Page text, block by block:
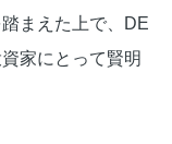
まえた上で、DE
家にとって賢明